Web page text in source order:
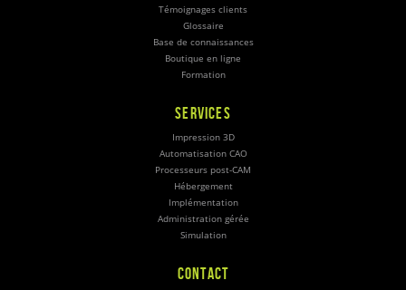
Témoignages clients
Glossaire
Base de connaissances
Boutique en ligne
Formation
SERVICES
Impression 3D
Automatisation CAO
Processeurs post-CAM
Hébergement
Implémentation
Administration gérée
Simulation
CONTACT